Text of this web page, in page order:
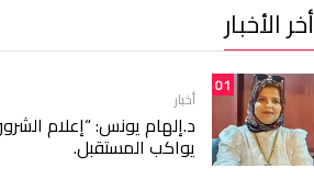
أخر الأخبار
01
أخبار
د.إلهام يونس: “إعلام
يواكب المستقبل.